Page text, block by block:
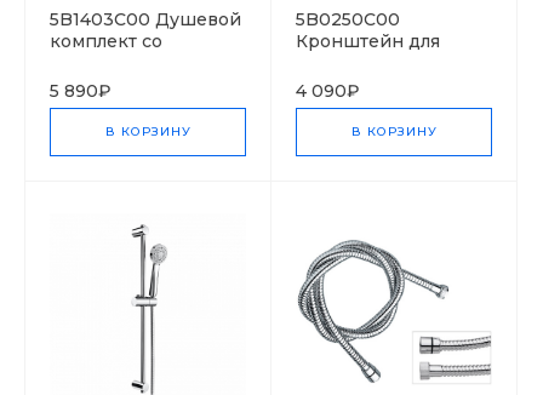
5B1403C00 Душевой
комплект со
80/3
5 890₽
В КОРЗИНУ
5B0250C00
Кронштейн для
RainSense,
RainDream, 400 мм
4 090₽
В КОРЗИНУ